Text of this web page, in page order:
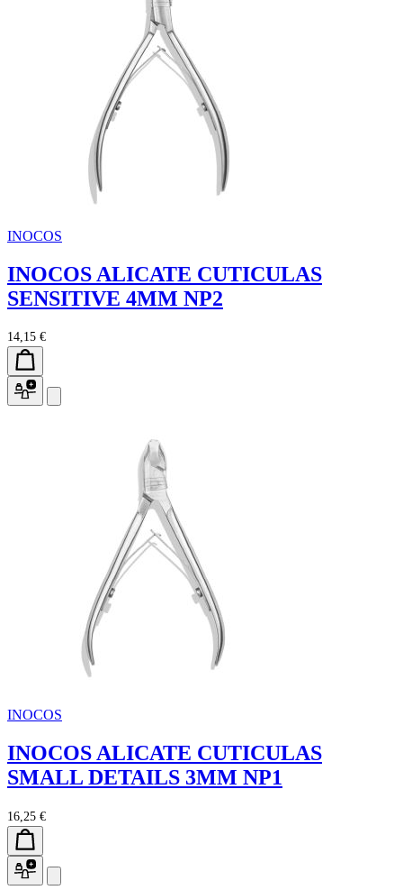
INOCOS
INOCOS ALICATE CUTICULAS
SENSITIVE 4MM NP2
14,15 €
INOCOS
INOCOS ALICATE CUTICULAS
SMALL DETAILS 3MM NP1
16,25 €